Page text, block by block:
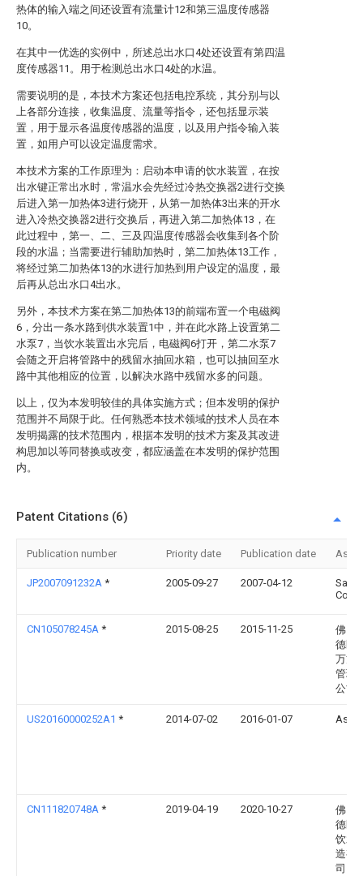
热体的输入端之间还设置有流量计12和第三温度传感器
10。
在其中一优选的实例中，所述总出水口4处还设置有第四温
度传感器11。用于检测总出水口4处的水温。
需要说明的是，本技术方案还包括电控系统，其分别与以
上各部分连接，收集温度、流量等指令，还包括显示装
置，用于显示各温度传感器的温度，以及用户指令输入装
置，如用户可以设定温度需求。
本技术方案的工作原理为：启动本申请的饮水装置，在按
出水键正常出水时，常温水会先经过冷热交换器2进行交换
后进入第一加热体3进行烧开，从第一加热体3出来的开水
进入冷热交换器2进行交换后，再进入第二加热体13，在
此过程中，第一、二、三及四温度传感器会收集到各个阶
段的水温；当需要进行辅助加热时，第二加热体13工作，
将经过第二加热体13的水进行加热到用户设定的温度，最
后再从总出水口4出水。
另外，本技术方案在第二加热体13的前端布置一个电磁阀
6，分出一条水路到供水装置1中，并在此水路上设置第二
水泵7，当饮水装置出水完后，电磁阀6打开，第二水泵7
会随之开启将管路中的残留水抽回水箱，也可以抽回至水
路中其他相应的位置，以解决水路中残留水多的问题。
以上，仅为本发明较佳的具体实施方式；但本发明的保护
范围并不局限于此。任何熟悉本技术领域的技术人员在本
发明揭露的技术范围内，根据本发明的技术方案及其改进
构思加以等同替换或改变，都应涵盖在本发明的保护范围
内。
Patent Citations (6)
Publication number Priority date Publication date
JP2007091232A * 2005-09-27 2007-04-12
Corp
CN105078245A * 2015-08-25 2015-11-25
佛山
德区
万方
管理
公司
US20160000252A1 * 2014-07-02 2016-01-07 As
CN111820748A * 2019-04-19 2020-10-27
佛山
德区
饮水
造有
司